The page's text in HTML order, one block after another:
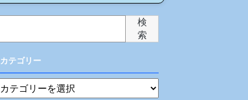
検
索
カテゴリー